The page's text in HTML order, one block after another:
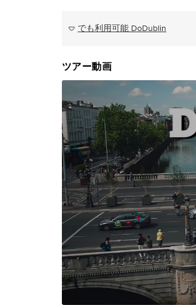
でも利用可能 DoDublin
ツアー動画